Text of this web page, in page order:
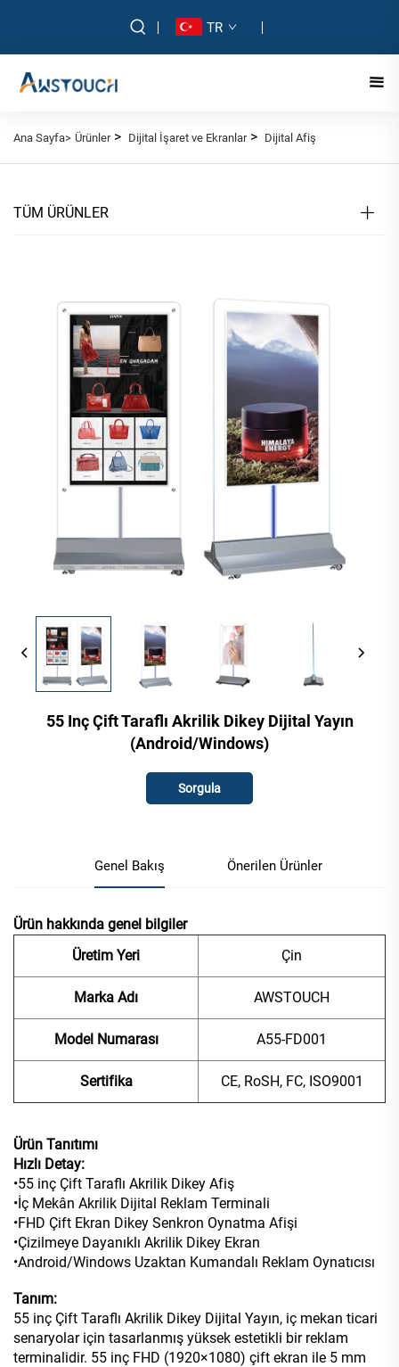
TR
Ana Sayfa> Ürünler> Dijital İşaret ve Ekranlar> Dijital Afiş
TÜM ÜRÜNLER
55 Inç Çift Taraflı Akrilik Dikey Dijital Yayın
(Android/Windows)
Sorgula
Genel Bakış Önerilen Ürünler
Ürün hakkında genel bilgiler
Üretim Yeri
Çin
Marka Adı AWSTOUCH
Model Numarası A55-FD001
Sertifika CE, RoSH, FC, ISO9001
Ürün Tanıtımı
Hızlı Detay:
•55 inç Çift Taraflı Akrilik Dikey Afiş
•İç Mekân Akrilik Dijital Reklam Terminali
•FHD Çift Ekran Dikey Senkron Oynatma Afişi
•Çizilmeye Dayanıklı Akrilik Dikey Ekran
•Android/Windows Uzaktan Kumandalı Reklam Oynatıcısı
Tanım:
55 inç Çift Taraflı Akrilik Dikey Dijital Yayın, iç mekan ticari
senaryolar için tasarlanmış yüksek estetikli bir reklam
terminalidir. 55 inç FHD (1920×1080) çift ekran ile 5 mm